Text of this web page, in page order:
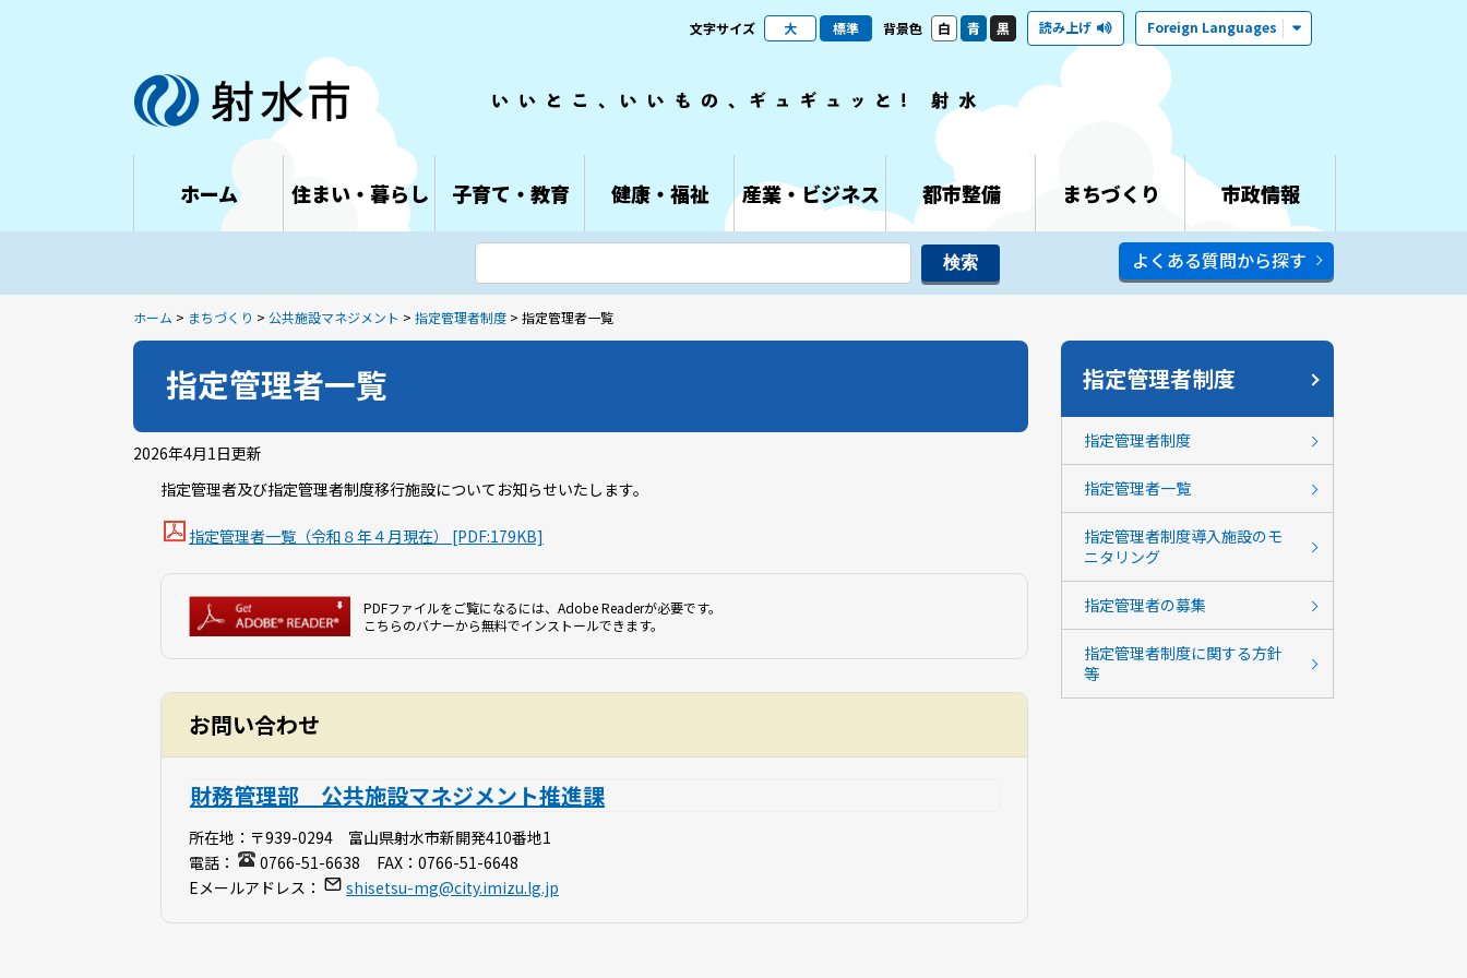
文字サイズ 大 標準 背景色 白 青 黒 読み上げ Foreign Languages
ホーム 住まい・暮らし 子育て・教育 健康・福祉 産業・ビジネス 都市整備 まちづくり 市政情報
よくある質問から探す
ホーム > まちづくり > 公共施設マネジメント > 指定管理者制度 > 指定管理者一覧
指定管理者一覧
2026年4月1日更新
指定管理者及び指定管理者制度移行施設についてお知らせいたします。
指定管理者一覧（令和８年４月現在） [PDF:179KB]
PDFファイルをご覧になるには、Adobe Readerが必要です。
こちらのバナーから無料でインストールできます。
お問い合わせ
財務管理部 公共施設マネジメント推進課
所在地： 〒939-0294 富山県射水市新開発410番地1
電話：
0766-51-6638 FAX： 0766-51-6648
Eメールアドレス：
shisetsu-mg@city.imizu.lg.jp
指定管理者制度
指定管理者制度
指定管理者一覧
指定管理者制度導入施設のモ
ニタリング
指定管理者の募集
指定管理者制度に関する方針
等